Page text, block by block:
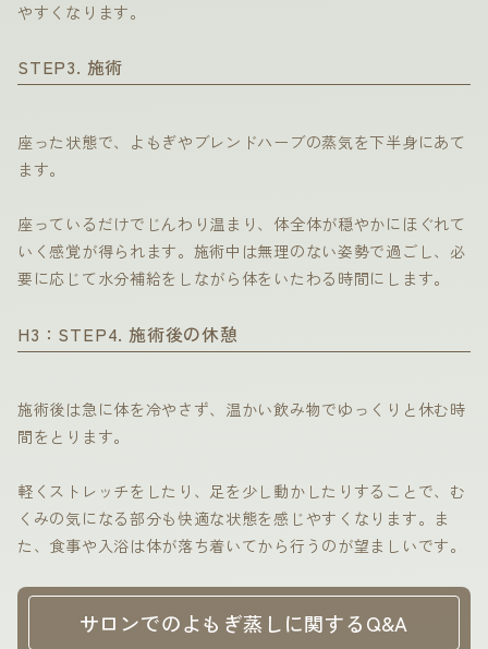
やすくなります。
STEP3. 施術
座った状態で、よもぎやブレンドハーブの蒸気を下半身にあて
ます。
座っているだけでじんわり温まり、体全体が穏やかにほぐれて
いく感覚が得られます。施術中は無理のない姿勢で過ごし、必
要に応じて水分補給をしながら体をいたわる時間にします。
H3：STEP4. 施術後の休憩
施術後は急に体を冷やさず、温かい飲み物でゆっくりと休む時
間をとります。
軽くストレッチをしたり、足を少し動かしたりすることで、む
くみの気になる部分も快適な状態を感じやすくなります。ま
た、食事や入浴は体が落ち着いてから行うのが望ましいです。
サロンでのよもぎ蒸しに関するQ&A